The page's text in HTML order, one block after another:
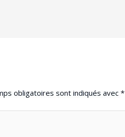
obligatoires sont indiqués avec*